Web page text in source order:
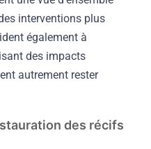
interventions plus
également à
des impacts
autrement rester
des récifs